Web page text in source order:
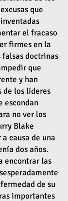
que
el fracaso
firmes en la
falsas doctrinas
que
y han
de los líderes
escondan
no ver los
Blake
causa de una
dos años.
encontrar las
de su
importantes